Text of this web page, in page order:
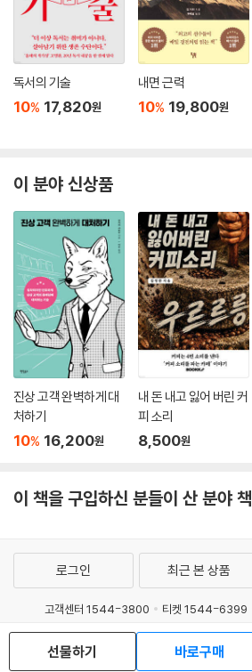
독서의 기술
10% 17,820원
내면 근력
10% 19,800원
이 분야 신상품
진상 고객 완벽하게 대
처하기
10% 16,200원
내 돈 내고 잃어 버린 커
피 소리
8,500원
이 책을 구입하신 분들이 산 분야 책
선물하기 바로구매
로그인 최근 본 상품
고객센터 1544-3800 티켓 1544-6399
예스이십사(주) 사업자 정보